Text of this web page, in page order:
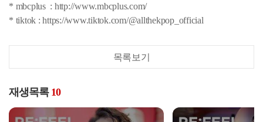
* mbcplus : http://www.mbcplus.com/
* tiktok : https://www.tiktok.com/@allthekpop_official
목록보기
재생목록 10